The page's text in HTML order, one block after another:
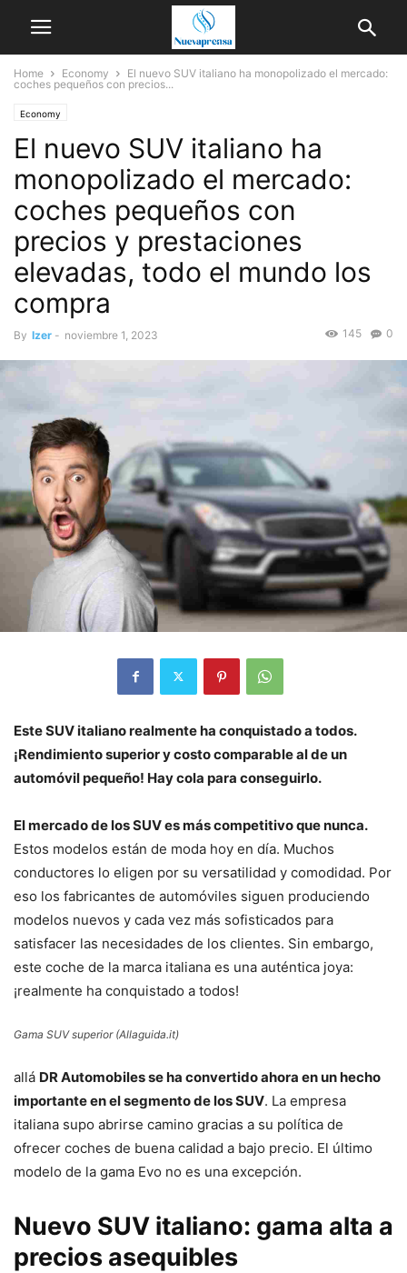
Home Economy
El nuevo SUV italiano ha monopolizado el mercado:
coches pequeños con precios...
Economy
El nuevo SUV italiano ha
monopolizado el mercado:
coches pequeños con
precios y prestaciones
elevadas, todo el mundo los
compra
By Izer - noviembre 1, 2023 0
145
Este SUV italiano realmente ha conquistado a todos.
¡Rendimiento superior y costo comparable al de un
automóvil pequeño! Hay cola para conseguirlo.
El mercado de los SUV es más competitivo que nunca.
Estos modelos están de moda hoy en día. Muchos
conductores lo eligen por su versatilidad y comodidad. Por
eso los fabricantes de automóviles siguen produciendo
modelos nuevos y cada vez más sofisticados para
satisfacer las necesidades de los clientes. Sin embargo,
este coche de la marca italiana es una auténtica joya:
¡realmente ha conquistado a todos!
Gama SUV superior (Allaguida.it)
allá DR Automobiles se ha convertido ahora en un hecho
importante en el segmento de los SUV. La empresa
italiana supo abrirse camino gracias a su política de
ofrecer coches de buena calidad a bajo precio. El último
modelo de la gama Evo no es una excepción.
Nuevo SUV italiano: gama alta a
precios asequibles